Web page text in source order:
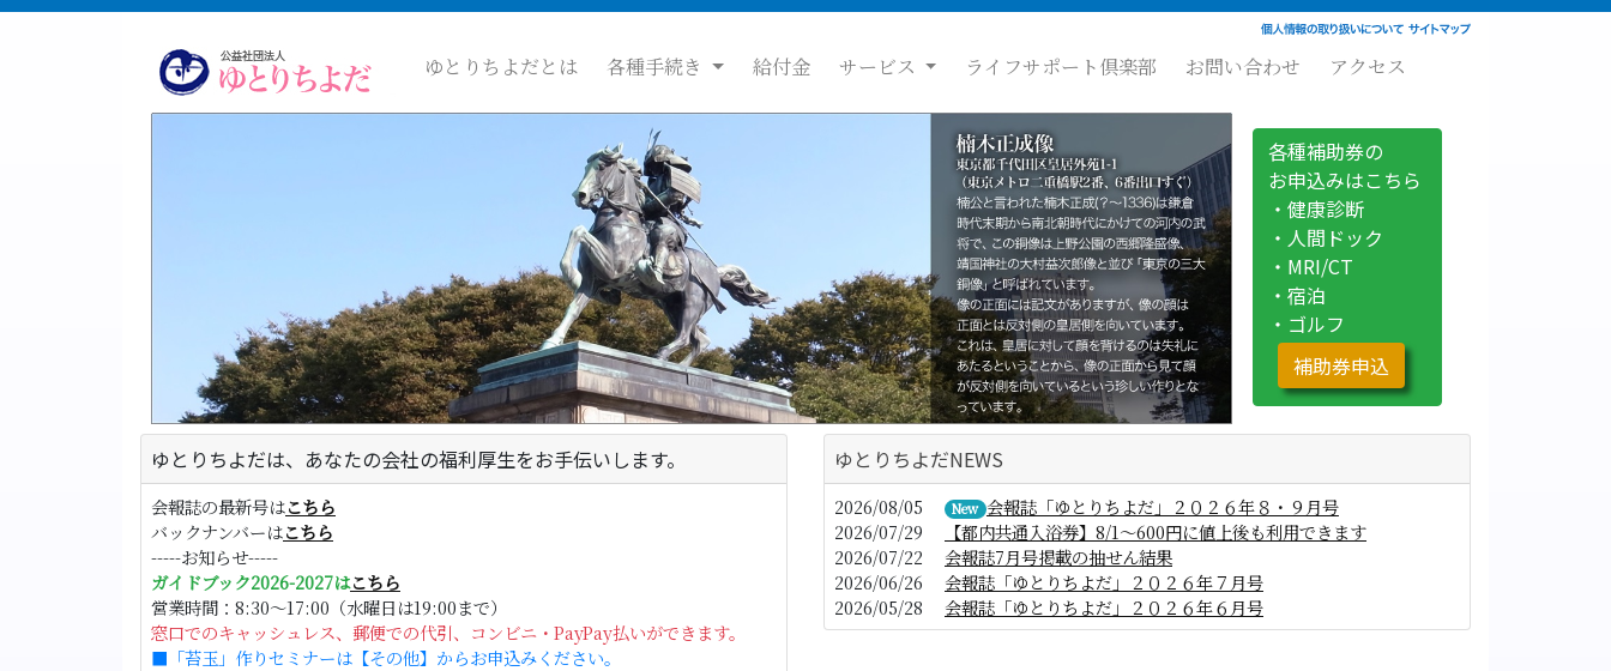
ゆとりちよだとは 各種手続き 給付金 サービス ライフサポート倶楽部 お問い合わせ アクセス
各種補助券の
お申込みはこちら
・健康診断
・人間ドック
・MRI/CT
・宿泊
・ゴルフ
補助券申込
ゆとりちよだは、あなたの会社の福利厚生をお手伝いします。
会報誌の最新号はこちら
バックナンバーはこちら
-----お知らせ-----
ガイドブック2026-2027はこちら
営業時間：8:30～17:00（水曜日は19:00まで）
窓口でのキャッシュレス、郵便での代引、コンビニ・PayPay払いができます。
■「苔玉」作りセミナーは【その他】からお申込みください。
ゆとりちよだNEWS
2026/08/05 New 会報誌「ゆとりちよだ」２０２６年８・９月号
2026/07/29
【都内共通入浴券】8/1～600円に値上後も利用できます
2026/07/22
会報誌7月号掲載の抽せん結果
2026/06/26
会報誌「ゆとりちよだ」２０２６年７月号
2026/05/28
会報誌「ゆとりちよだ」２０２６年６月号
2026/05/25
【リソル 宿泊サポートダイヤル】の修正